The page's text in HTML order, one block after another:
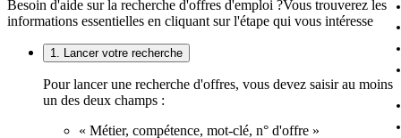
Besoin d'aide sur la recherche d'offres d'emploi ?Vous trouverez les
informations essentielles en cliquant sur l'étape qui vous intéresse
1. Lancer votre recherche
Pour lancer une recherche d'offres, vous devez saisir au moins
un des deux champs :
« Métier, compétence, mot-clé, n° d'offre »